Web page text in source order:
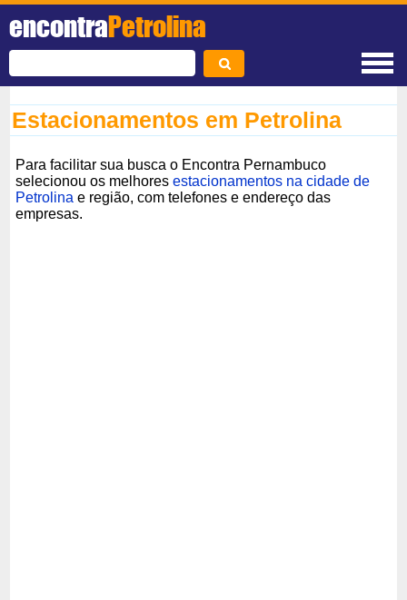
encontraPetrolina
Estacionamentos em Petrolina
Para facilitar sua busca o Encontra Pernambuco
selecionou os melhoresestacionamentos na cidade de
Petrolina e região, com telefones e endereço das
empresas.